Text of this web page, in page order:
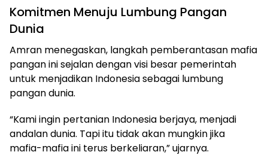
Komitmen Menuju Lumbung Pangan
Dunia
Amran menegaskan, langkah pemberantasan mafia
pangan ini sejalan dengan visi besar pemerintah
untuk menjadikan Indonesia sebagai lumbung
pangan dunia.
“Kami ingin pertanian Indonesia berjaya, menjadi
andalan dunia. Tapi itu tidak akan mungkin jika
mafia-mafia ini terus berkeliaran,” ujarnya.